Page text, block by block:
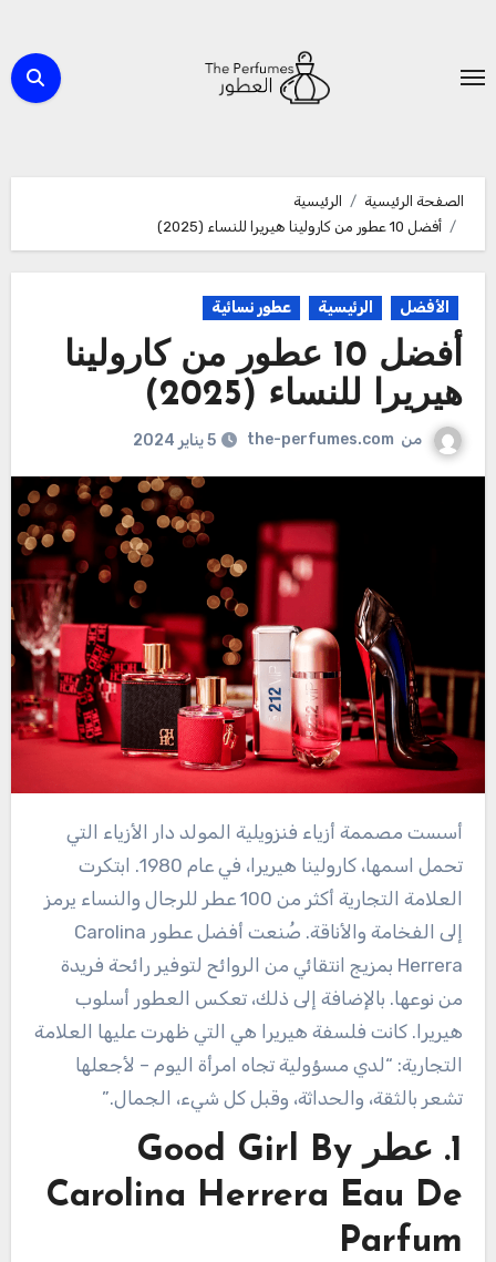
المحتوى
الصفحة الرئيسية
الرئيسية
أفضل 10 عطور من كارولينا هيريرا للنساء (2025)
الأفضل الرئيسية عطور نسائية
أفضل 10 عطور من كارولينا
هيريرا للنساء (2025)
من the-perfumes.com 5 يناير 2024
أسست مصممة أزياء فنزويلية المولد دار الأزياء التي
تحمل اسمها، كارولينا هيريرا، في عام 1980. ابتكرت
العلامة التجارية أكثر من 100 عطر للرجال والنساء يرمز
إلى الفخامة والأناقة. صُنعت أفضل عطور Carolina
Herrera بمزيج انتقائي من الروائح لتوفير رائحة فريدة
من نوعها. بالإضافة إلى ذلك، تعكس العطور أسلوب
هيريرا. كانت فلسفة هيريرا هي التي ظهرت عليها العلامة
التجارية: “لدي مسؤولية تجاه امرأة اليوم – لأجعلها
تشعر بالثقة، والحداثة، وقبل كل شيء، الجمال.”
1. عطر Good Girl By
Carolina Herrera Eau De
Parfum